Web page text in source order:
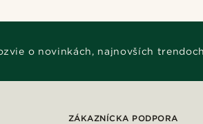
o novinkách, najnovších
ZÁKAZNÍCKA PODPORA